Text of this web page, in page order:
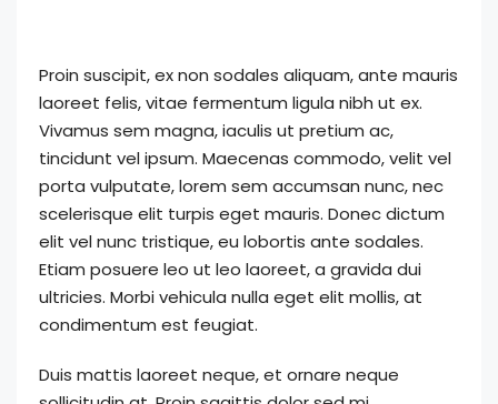
Proin suscipit, ex non sodales aliquam, ante mauris
laoreet felis, vitae fermentum ligula nibh ut ex.
Vivamus sem magna, iaculis ut pretium ac,
tincidunt vel ipsum. Maecenas commodo, velit vel
porta vulputate, lorem sem accumsan nunc, nec
scelerisque elit turpis eget mauris. Donec dictum
elit vel nunc tristique, eu lobortis ante sodales.
Etiam posuere leo ut leo laoreet, a gravida dui
ultricies. Morbi vehicula nulla eget elit mollis, at
condimentum est feugiat.
Duis mattis laoreet neque, et ornare neque